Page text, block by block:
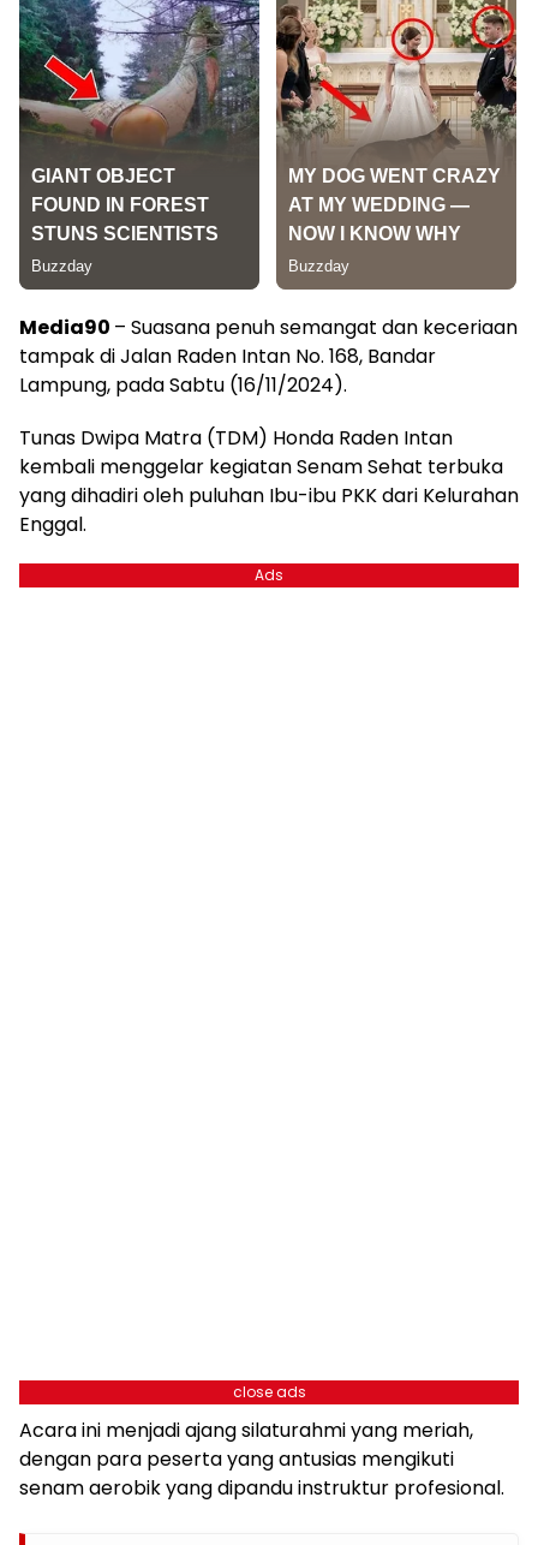
Media90 – Suasana penuh semangat dan keceriaan
tampak di Jalan Raden Intan No. 168, Bandar
Lampung, pada Sabtu (16/11/2024).
Tunas Dwipa Matra (TDM) Honda Raden Intan
kembali menggelar kegiatan Senam Sehat terbuka
yang dihadiri oleh puluhan Ibu-ibu PKK dari Kelurahan
Enggal.
Ads
close ads
Acara ini menjadi ajang silaturahmi yang meriah,
dengan para peserta yang antusias mengikuti
senam aerobik yang dipandu instruktur profesional.